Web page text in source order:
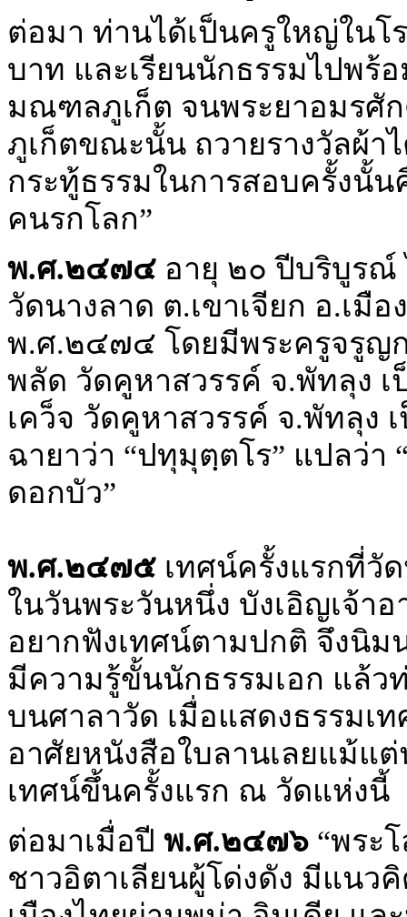
ต่อมา ท่านได้เป็นครูใหญ่ในโ
บาท และเรียนนักธรรมไปพร้
มณฑลภูเก็ต จนพระยาอมรศัก
ภูเก็ตขณะนั้น ถวายรางวัลผ้า
กระทู้ธรรมในการสอบครั้งนั้
คนรกโลก”
พ.ศ.๒๔๗๔ อายุ ๒๐ ปีบริบูรณ์
วัดนางลาด ต.เขาเจียก อ.เมื
พ.ศ.๒๔๗๔ โดยมีพระครูจรูญ
พลัด วัดคูหาสวรรค์ จ.พัทลุง เ
เคว็จ วัดคูหาสวรรค์ จ.พัทลุง
ฉายาว่า “ปทุมุตฺตโร” แปลว่า
ดอกบัว”
พ.ศ.๒๔๗๕ เทศน์ครั้งแรกที่วั
ในวันพระวันหนึ่ง บังเอิญเจ้า
อยากฟังเทศน์ตามปกติ จึงนิม
มีความรู้ขั้นนักธรรมเอก แล้ว
บนศาลาวัด เมื่อแสดงธรรมเ
อาศัยหนังสือใบลานเลยแม้แ
เทศน์ขึ้นครั้งแรก ณ วัดแห่งนี้
ต่อมาเมื่อปี พ.ศ.๒๔๗๖ “พระ
ชาวอิตาเลียนผู้โด่งดัง มีแนว